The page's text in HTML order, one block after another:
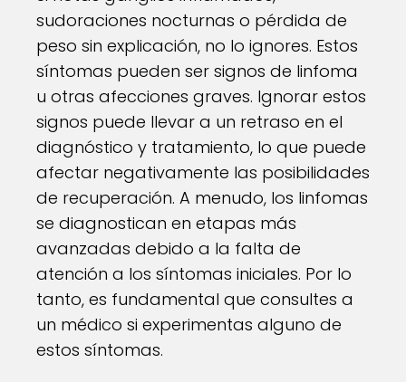
sudoraciones nocturnas o pérdida de
peso sin explicación, no lo ignores. Estos
síntomas pueden ser signos de linfoma
u otras afecciones graves. Ignorar estos
signos puede llevar a un retraso en el
diagnóstico y tratamiento, lo que puede
afectar negativamente las posibilidades
de recuperación. A menudo, los linfomas
se diagnostican en etapas más
avanzadas debido a la falta de
atención a los síntomas iniciales. Por lo
tanto, es fundamental que consultes a
un médico si experimentas alguno de
estos síntomas.